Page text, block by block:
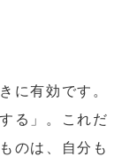
に有効です。
る」。これだ
のは、自分も